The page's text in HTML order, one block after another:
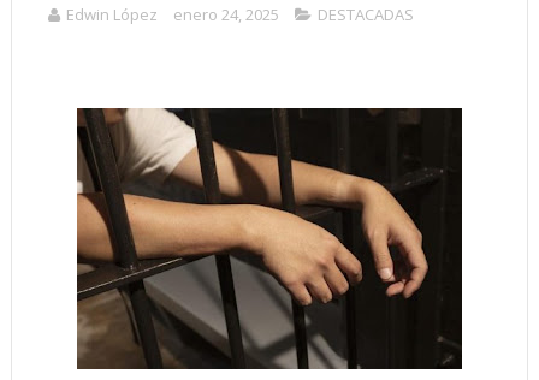
Edwin López enero 24, 2025 DESTACADAS